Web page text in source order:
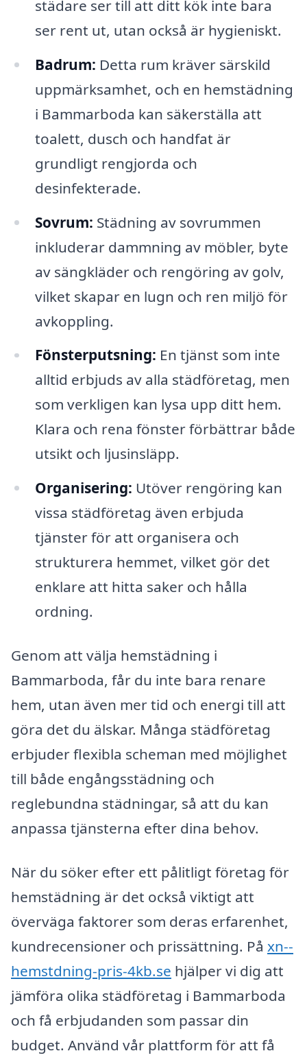
städare ser till att ditt kök inte bara
ser rent ut, utan också är hygieniskt.
Badrum: Detta rum kräver särskild
uppmärksamhet, och en hemstädning
i Bammarboda kan säkerställa att
toalett, dusch och handfat är
grundligt rengjorda och
desinfekterade.
Sovrum: Städning av sovrummen
inkluderar dammning av möbler, byte
av sängkläder och rengöring av golv,
vilket skapar en lugn och ren miljö för
avkoppling.
Fönsterputsning: En tjänst som inte
alltid erbjuds av alla städföretag, men
som verkligen kan lysa upp ditt hem.
Klara och rena fönster förbättrar både
utsikt och ljusinsläpp.
Organisering: Utöver rengöring kan
vissa städföretag även erbjuda
tjänster för att organisera och
strukturera hemmet, vilket gör det
enklare att hitta saker och hålla
ordning.
Genom att välja hemstädning i
Bammarboda, får du inte bara renare
hem, utan även mer tid och energi till att
göra det du älskar. Många städföretag
erbjuder flexibla scheman med möjlighet
till både engångsstädning och
reglebundna städningar, så att du kan
anpassa tjänsterna efter dina behov.
När du söker efter ett pålitligt företag för
hemstädning är det också viktigt att
överväga faktorer som deras erfarenhet,
kundrecensioner och prissättning. På xn--
hemstdning-pris-4kb.se hjälper vi dig att
jämföra olika städföretag i Bammarboda
och få erbjudanden som passar din
budget. Använd vår plattform för att få